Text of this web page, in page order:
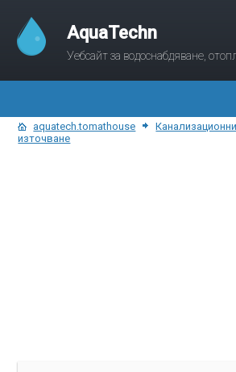
AquaTechn
Уебсайт за водоснабдяване,
aquatech.tomathouse
източване